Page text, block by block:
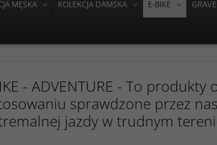
MĘSKA KOLEKCJA DAMSKA E-BIKE
- ADVENTURE - To
sprawdzone przez
jazdy w trudnym